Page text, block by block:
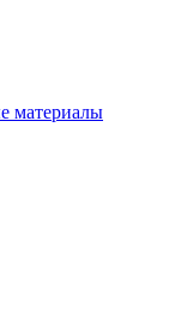
материалы